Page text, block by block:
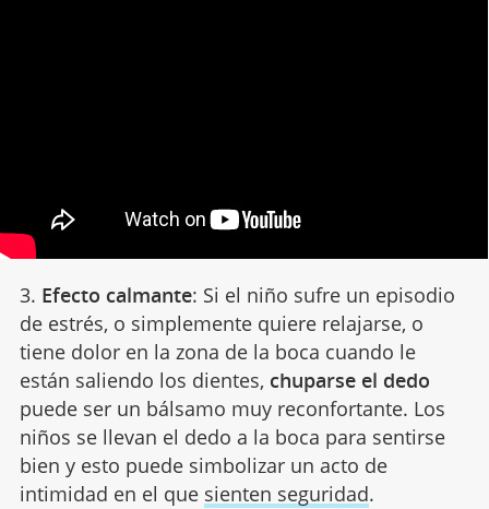
3. Efecto calmante: Si el niño sufre un episodio
de estrés, o simplemente quiere relajarse, o
tiene dolor en la zona de la boca cuando le
están saliendo los dientes, chuparse el dedo
puede ser un bálsamo muy reconfortante. Los
niños se llevan el dedo a la boca para sentirse
bien y esto puede simbolizar un acto de
intimidad en el que sienten seguridad.